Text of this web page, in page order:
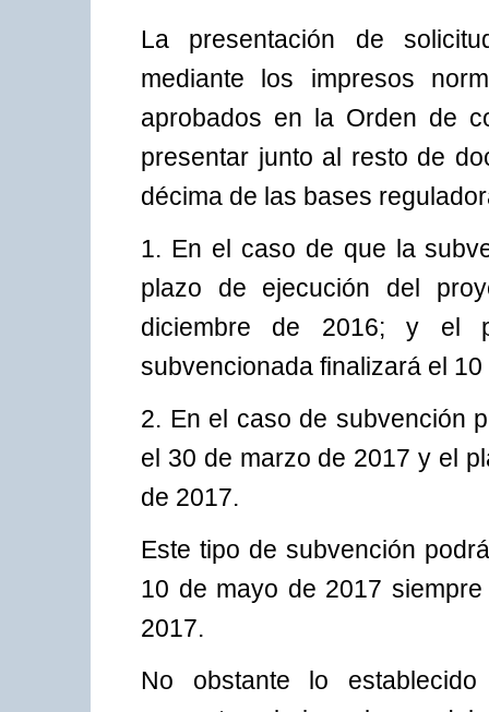
La presentación de
mediante los impresos
aprobados en la Orden de
presentar junto al resto de
décima de las bases
1. En el caso de que la
plazo de ejecución del
diciembre de 2016; y el
subvencionada finalizará el
2. En el caso de subvención
el 30 de marzo de 2017 y el
de 2017.
Este tipo de subvención
10 de mayo de 2017
2017.
No obstante lo